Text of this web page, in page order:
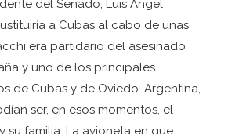
del Senado, Luis Angel
a Cubas al cabo de unas
era partidario del asesinado
y uno de los principales
de Cubas y de Oviedo. Argentina,
ser, en esos momentos, el
su familia. La avioneta en que